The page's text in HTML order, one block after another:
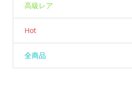
高級レア
Hot
全商品